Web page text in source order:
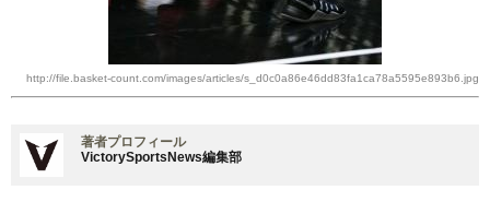
http://file.basket-count.com/images/articles/s_d0c0a86e46dd83fa1ca78a5595e893b6.jpg
著者プロフィール
VictorySportsNews編集部